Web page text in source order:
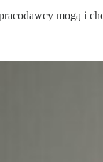
mogą i